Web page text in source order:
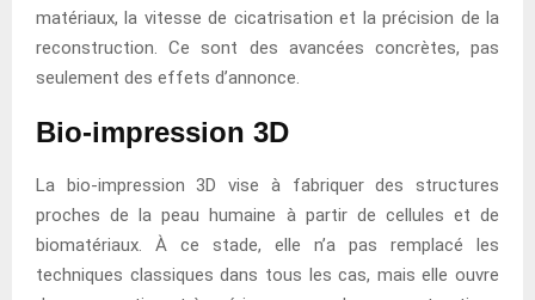
matériaux, la vitesse de cicatrisation et la précision de la
reconstruction. Ce sont des avancées concrètes, pas
seulement des effets d’annonce.
Bio-impression 3D
La bio-impression 3D vise à fabriquer des structures
proches de la peau humaine à partir de cellules et de
biomatériaux. À ce stade, elle n’a pas remplacé les
techniques classiques dans tous les cas, mais elle ouvre